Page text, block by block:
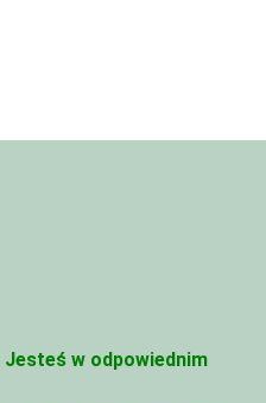
Jesteś w odpowiednim